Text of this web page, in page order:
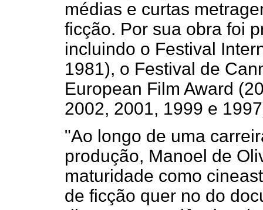
médias e curtas
ficção. Por sua obra foi
incluindo o Festival
1981), o Festival de
European Film Award
2002, 2001, 1999 e
"Ao longo de uma
produção, Manoel de
maturidade como
de ficção quer no do